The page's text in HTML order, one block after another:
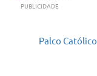
PUBLICIDADE
Palco Católico